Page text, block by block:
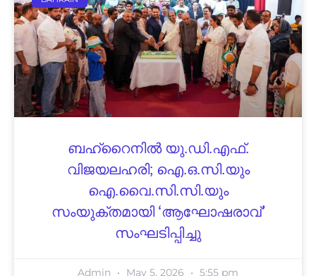
ബഹ്‌റൈനിൽ യു.ഡി.എഫ്.
വിജയലഹരി; ഐ.ഒ.സി.യും
ഐ.വൈ.സി.സി.യും
സംയുക്തമായി ‘ആഘോഷരാവ്’
സംഘടിപ്പിച്ചു
Admin May 5, 2026 5:55 pm